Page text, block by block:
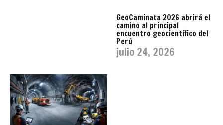
GeoCaminata 2026 abrirá el
camino al principal
encuentro geocientífico del
Perú
julio 24, 2026